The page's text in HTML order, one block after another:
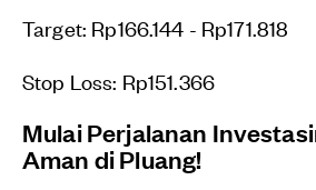
Target: Rp166.144 - Rp171.818
Stop Loss: Rp151.366
Mulai Perjalanan
Aman di Pluang!